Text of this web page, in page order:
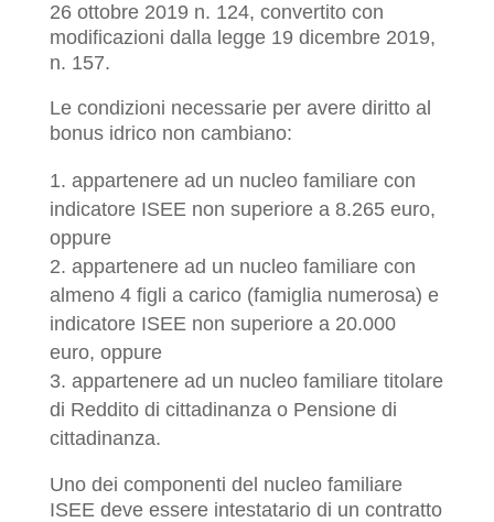
26 ottobre 2019 n. 124, convertito con
modificazioni dalla legge 19 dicembre 2019,
n. 157.
Le condizioni necessarie per avere diritto al
bonus idrico non cambiano:
appartenere ad un nucleo familiare con
indicatore ISEE non superiore a 8.265 euro,
oppure
appartenere ad un nucleo familiare con
almeno 4 figli a carico (famiglia numerosa) e
indicatore ISEE non superiore a 20.000
euro, oppure
appartenere ad un nucleo familiare titolare
di Reddito di cittadinanza o Pensione di
cittadinanza.
Uno dei componenti del nucleo familiare
ISEE deve essere intestatario di un contratto